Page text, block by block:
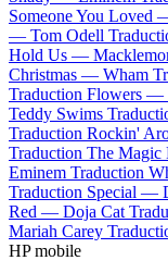
Someone You Loved
— Tom Odell
Hold Us —
Christmas — Wham
Traduction Flowers —
Teddy Swims
Traduction Rockin'
Traduction The
Eminem Traduction
Traduction Special —
Red — Doja Cat
Mariah Carey
HP mobile